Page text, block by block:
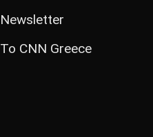
Newsletter
Το CNN Greece